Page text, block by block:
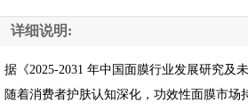
详细说明:
据《2025-2031 年中国面膜行业发展研究及
随着消费者护肤认知深化，功效性面膜市场